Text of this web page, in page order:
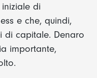
di
e che, quindi,
di capitale. Denaro
importante,